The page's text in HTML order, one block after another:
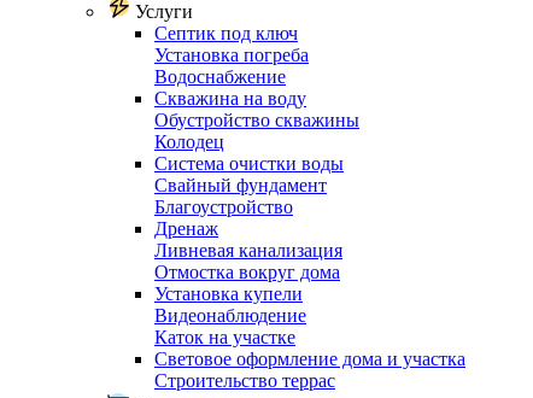
Услуги
Септик под ключ
Установка погреба
Водоснабжение
Скважина на воду
Обустройство скважины
Колодец
Система очистки воды
Свайный фундамент
Благоустройство
Дренаж
Ливневая канализация
Отмостка вокруг дома
Установка купели
Видеонаблюдение
Каток на участке
Световое оформление дома и участка
Строительство террас